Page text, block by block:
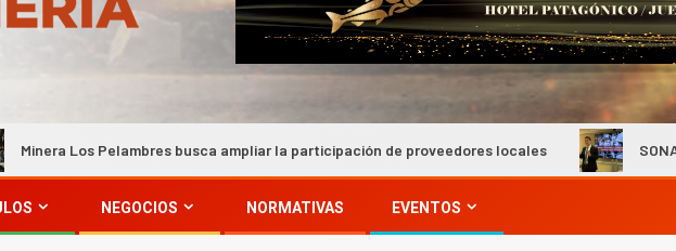
busca ampliar la participación de proveedores locales SONAMI presentó
NEGOCIOS NORMATIVAS EVENTOS